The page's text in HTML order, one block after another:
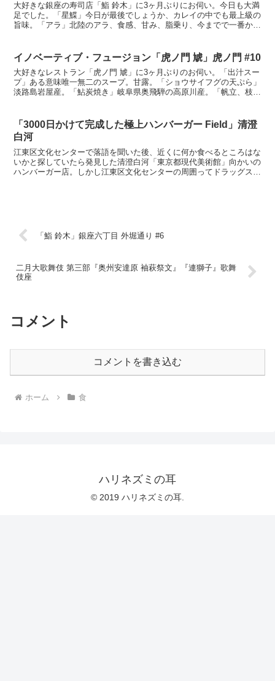
大好きな銀座の寿司店「鮨 鈴木」に3ヶ月ぶりにお伺い。今日も大満
足でした。「星鰈」今日が最後でしょうか、カレイの中でも最上級の
旨味。「アラ」北陸のアラ、食感、甘み、脂乗り、今までで一番か
イノベーティブ・フュージョン「虎ノ門 虓」虎ノ門 #10
大好きなレストラン「虎ノ門 虓」に3ヶ月ぶりのお伺い。「出汁スー
プ」ある意味唯一無二のスープ。甘露。「ショウサイフグの天ぷら」
淡路島岩屋産。「鮎炭焼き」岐阜県奥飛騨の高原川産。「帆立、枝
「3000日かけて完成した極上ハンバーガー Field」清澄
白河
江東区文化センターで落語を聞いた後、近くに何か食べるところはな
いかと探していたら発見した清澄白河「東京都現代美術館」向かいの
ハンバーガー店。しかし江東区文化センターの周囲ってドラッグスト
「鮨 鈴木」銀座六丁目 外堀通り #6
二月大歌舞伎 第三部『奥州安達原 袖萩祭文』『連獅子』歌舞
伎座
コメント
コメントを書き込む
ホーム 食
ハリネズミの耳
© 2019 ハリネズミの耳.